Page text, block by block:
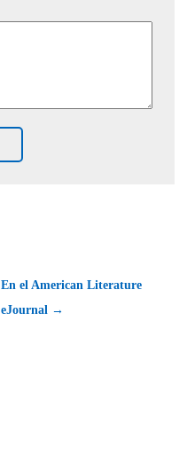
En el American Literature
eJournal →